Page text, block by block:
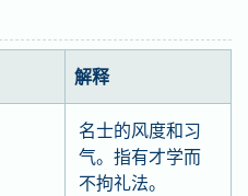
解释
名士的风度和习
气。指有才学而
不拘礼法。